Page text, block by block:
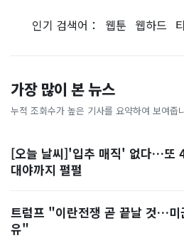
인기 검색어： 웹툰 웹하드
가장 많이 본 뉴스
누적 조회수가 높은 기사를 요약하여 보여줍
[오늘 날씨]'입추 매직' 없다…또
대야까지 펄펄
트럼프 "이란전쟁 곧 끝날 것…미
유"